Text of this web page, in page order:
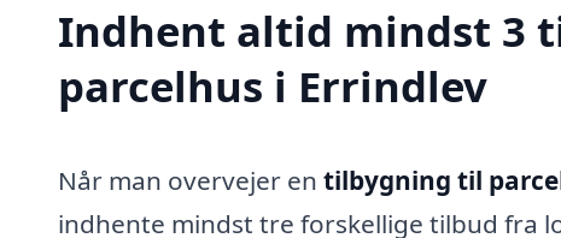
Indhent altid mindst 3
parcelhus i Errindlev
Når man overvejer en tilbygning til
indhente mindst tre forskellige tilbud fra